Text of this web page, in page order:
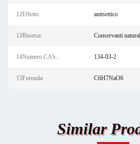
12Effetto: antisettico
13Risorsa: Conservanti
14Numero CAS.: 134-03-2
15Formula: C6H7NaO6
Similar